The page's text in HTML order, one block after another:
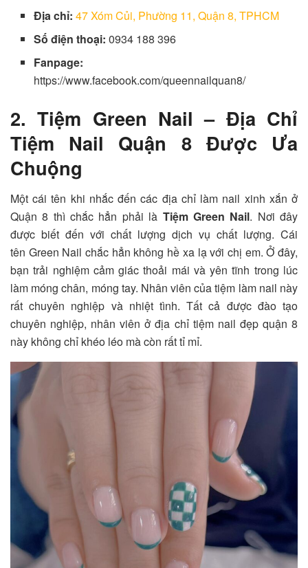
Địa chỉ: 47 Xóm Củi, Phường 11, Quận 8, TPHCM
Số điện thoại: 0934 188 396
Fanpage:
https://www.facebook.com/queennailquan8/
2. Tiệm Green Nail – Địa Chỉ
Tiệm Nail Quận 8 Được Ưa
Chuộng
Một cái tên khi nhắc đến các địa chỉ làm nail xinh xắn ở
Quận 8 thì chắc hẳn phải là Tiệm Green Nail. Nơi đây
được biết đến với chất lượng dịch vụ chất lượng. Cái
tên Green Nail chắc hẳn không hề xa lạ với chị em. Ở đây,
bạn trải nghiệm cảm giác thoải mái và yên tĩnh trong lúc
làm móng chân, móng tay. Nhân viên của tiệm làm nail này
rất chuyên nghiệp và nhiệt tình. Tất cả được đào tạo
chuyên nghiệp, nhân viên ở địa chỉ tiệm nail đẹp quận 8
này không chỉ khéo léo mà còn rất tỉ mỉ.